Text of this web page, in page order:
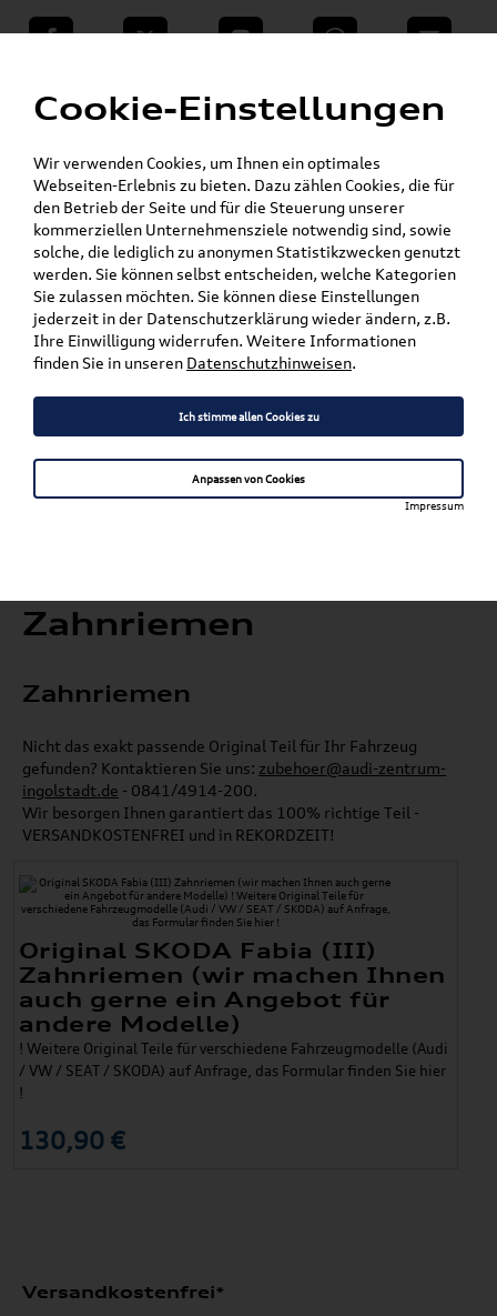
teilen Twitter Instagram WhatsApp E-Mail
VW Shop - VW Originalteile und Zubehör »
» SKODA Original Teile »
Mein Kundenkonto Warenkorb
Artikel für ihr Modell
Marke wählen
Modell wählen
Karosserieform wählen
Zahnriemen
Zahnriemen
Nicht das exakt passende Original Teil für Ihr Fahrzeug
gefunden? Kontaktieren Sie uns: zubehoer@audi-zentrum-
ingolstadt.de - 0841/4914-200.
Wir besorgen Ihnen garantiert das 100% richtige Teil -
VERSANDKOSTENFREI und in REKORDZEIT!
Original SKODA Fabia (III)
Zahnriemen (wir machen Ihnen
auch gerne ein Angebot für
andere Modelle)
! Weitere Original Teile für verschiedene Fahrzeugmodelle (Audi
/ VW / SEAT / SKODA) auf Anfrage, das Formular finden Sie hier
!
130,90 €
Versandkostenfrei*
Cookie-Einstellungen
Wir verwenden Cookies, um Ihnen ein optimales
Webseiten-Erlebnis zu bieten. Dazu zählen Cookies, die für
den Betrieb der Seite und für die Steuerung unserer
kommerziellen Unternehmensziele notwendig sind, sowie
solche, die lediglich zu anonymen Statistikzwecken genutzt
werden. Sie können selbst entscheiden, welche Kategorien
Sie zulassen möchten. Sie können diese Einstellungen
jederzeit in der Datenschutzerklärung wieder ändern, z.B.
Ihre Einwilligung widerrufen. Weitere Informationen
finden Sie in unseren Datenschutzhinweisen.
Ich stimme allen Cookies zu
Anpassen von Cookies
Impressum